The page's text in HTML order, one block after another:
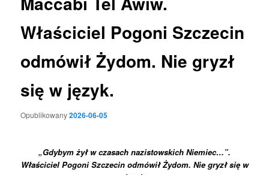
Właściciel Pogoni Szczecin
odmówił Żydom. Nie gryzł
się w język.
Opublikowany2026-06-05
„Gdybym żył w czasach nazistowskich Niemiec…”.
Właściciel Pogoni Szczecin odmówił Żydom. Nie gryzł się w